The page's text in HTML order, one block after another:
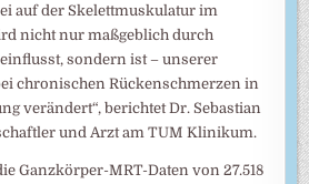
auf der Skelettmuskulatur im
nicht nur maßgeblich durch
sondern ist – unserer
chronischen Rückenschmerzen in
verändert“, berichtet Dr. Sebastian
und Arzt am TUM Klinikum.
Ganzkörper-MRT-Daten von 27.518